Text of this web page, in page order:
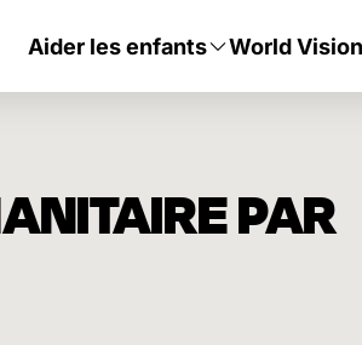
Aider les enfants World
PAR